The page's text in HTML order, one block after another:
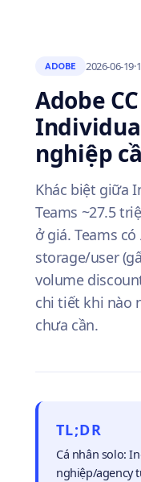
ADOBE 2026-06-19·
Adobe
nghiệp
Khác biệt giữa
Teams ~27.5
ở giá. Teams
storage/user
volume
chi tiết khi nào
chưa cần.
TL;DR
Cá nhân solo:
nghiệp/agency